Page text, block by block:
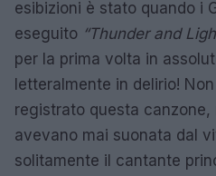
esibizioni è stato quando i
eseguito “Thunder and
per la prima volta in
letteralmente in delirio!
registrato questa canzone,
avevano mai suonata dal
solitamente il cantante